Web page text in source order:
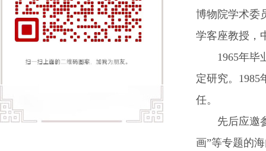
博物院学术委
学客座教授，
1965年毕业
定研究。1985
任。
先后应邀参
画”等专题的